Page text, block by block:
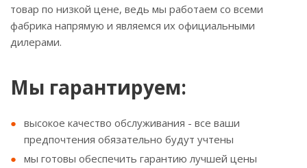
товар по низкой цене, ведь мы работаем со всеми
фабрика напрямую и являемся их официальными
дилерами.
Мы гарантируем:
высокое качество обслуживания - все ваши
предпочтения обязательно будут учтены
мы готовы обеспечить гарантию лучшей цены